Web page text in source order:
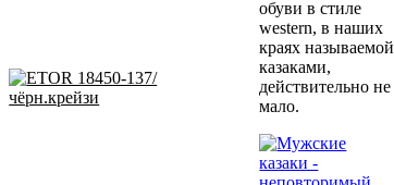
обуви в стиле
western, в наших
краях называемой
казаками,
действительно не
мало.